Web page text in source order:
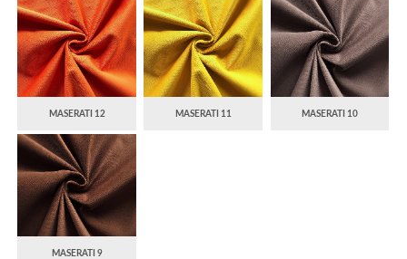
MASERATI 12 MASERATI 11 MASERATI 10
MASERATI 9